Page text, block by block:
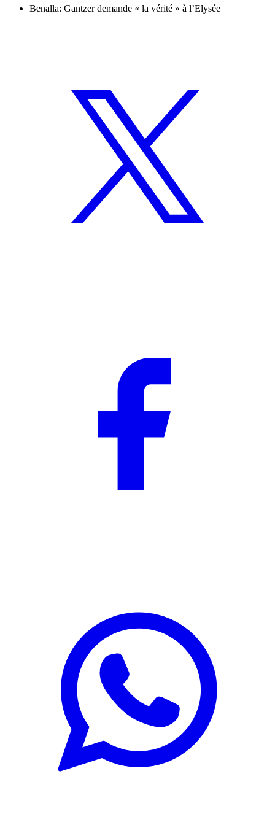
Benalla: Gantzer demande « la vérité » à l’Elysée